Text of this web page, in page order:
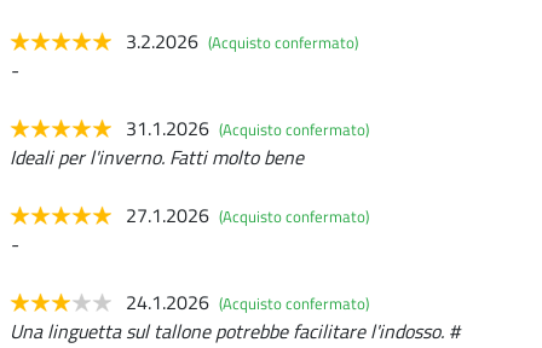
3.2.2026 (Acquisto confermato)
-
31.1.2026 (Acquisto confermato)
Ideali per l'inverno. Fatti molto bene
27.1.2026 (Acquisto confermato)
-
24.1.2026 (Acquisto confermato)
Una linguetta sul tallone potrebbe facilitare l'indosso. #